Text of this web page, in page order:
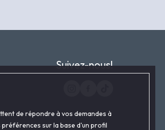
Suivez-nous!
de répondre à vos demandes à
sur la base d'un profil